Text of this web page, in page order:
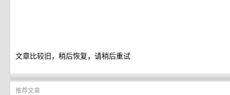
文章比较旧，稍后恢复，请稍后重试
推荐文章